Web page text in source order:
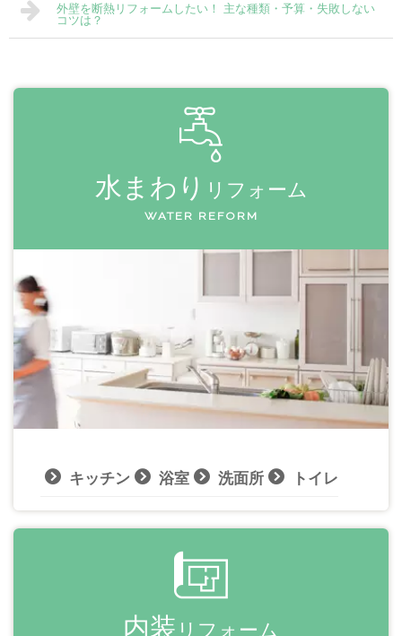
外壁を断熱リフォームしたい！ 主な種類・予算・失敗しない
コツは？
水まわり リフォーム
WATER REFORM
キッチン 浴室 洗面所 トイレ
内装 リフォーム